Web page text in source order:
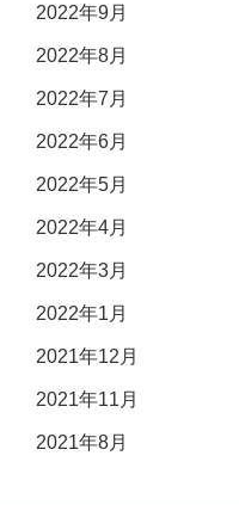
2022年9月
2022年8月
2022年7月
2022年6月
2022年5月
2022年4月
2022年3月
2022年1月
2021年12月
2021年11月
2021年8月